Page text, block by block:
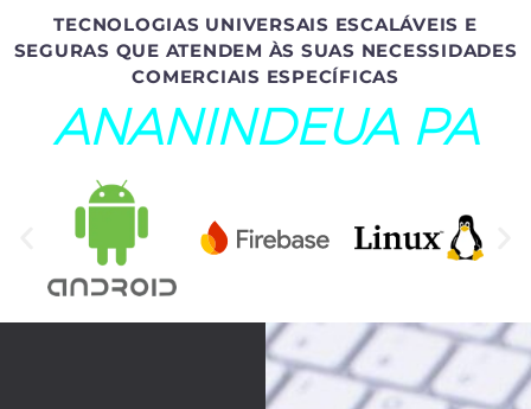
TECNOLOGIAS UNIVERSAIS ESCALÁVEIS E
SEGURAS QUE ATENDEM ÀS SUAS NECESSIDADES
COMERCIAIS ESPECÍFICAS
ANANINDEUA PA